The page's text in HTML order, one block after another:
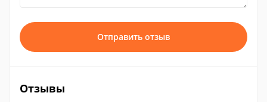
Отправить отзыв
Отзывы